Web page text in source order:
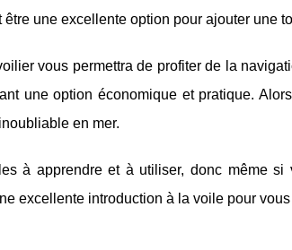
une excellente option pour ajouter une
vous permettra de profiter de la
une option économique et pratique.
en mer.
à apprendre et à utiliser, donc même
excellente introduction à la voile pour